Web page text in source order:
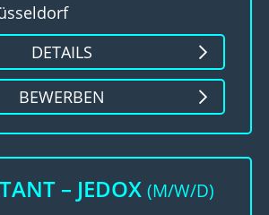
DETAILS
BEWERBEN
– JEDOX (M/W/D)